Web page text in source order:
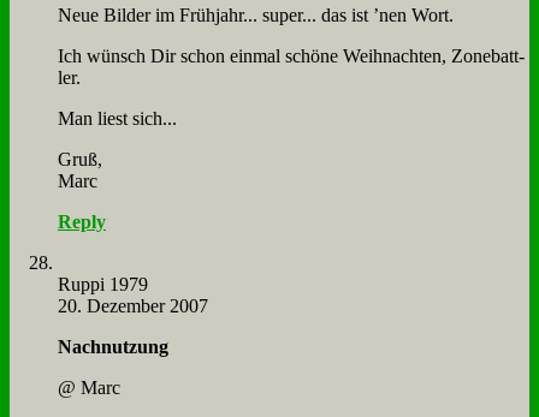
Neue Bil­der im Früh­jahr... su­per... das ist ’nen Wort.
Ich wünsch Dir schon ein­mal schö­ne Weih­nach­ten, Zone­batt­
ler.
Man liest sich...
Gruß,
Marc
Reply
Rup­pi 1979
20. Dezember 2007
Nach­nut­zung
@ Marc